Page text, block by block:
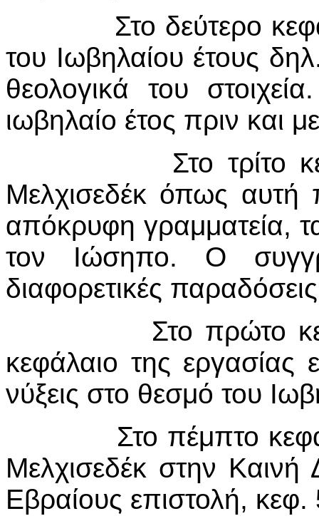
Στο δεύτερο
του Ιωβη­λαί­ου έτους
θεολογικά του
ιωβηλαίο έτος πριν και
Στο τρίτο
Μελχισεδέκ όπως αυτή
απόκρυφη γραμματεία,
τον Ιώσηπο. Ο
διαφορετικές
Στο πρώτο
κεφάλαιο της ερ­γα­σίας
νύξεις στο θεσμό του
Στο πέμπτο
Μελχισεδέκ στην Καινή
Εβραίους επιστολή, κεφ.